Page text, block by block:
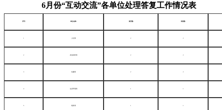
6月份“互动交流”各单位处理答复工作情况表
序号 单位名称 留言数 回复数
1 人社局 2 2
2 农业农村局 2 2
3 住建局 2 2
4 生态环境局 1 1
5 税务局 1 1